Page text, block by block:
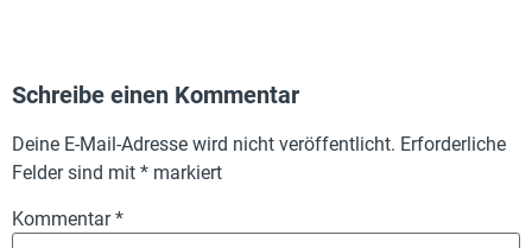
Schreibe einen Kommentar
Deine E-Mail-Adresse wird nicht veröffentlicht. Erforderliche
Felder sind mit * markiert
Kommentar*